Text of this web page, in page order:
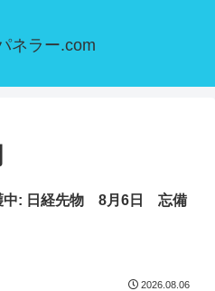
ネラー.com
中: 日経先物 8月6日 忘備
2026.08.06